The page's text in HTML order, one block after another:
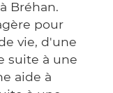
Bréhan.
pour
vie, d'une
suite à une
aide à